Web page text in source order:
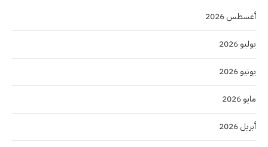
أغسطس 2026
يوليو 2026
يونيو 2026
مايو 2026
أبريل 2026